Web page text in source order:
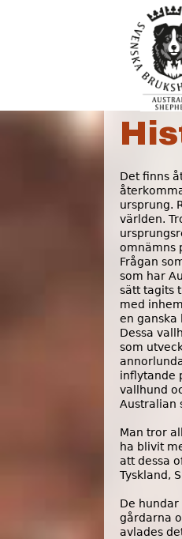
Det finns
ursprung.
världen.
omnämns
Frågan
som har
sätt tagits
med
en ganska
Dessa
som
inflytande
vallhund
Australian
Man tror
ha blivit
att dessa
Tyskland,
De hundar
gårdarna
avlades